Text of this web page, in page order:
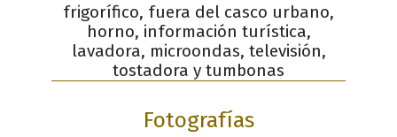
frigorífico, fuera del casco urbano,
horno, información turística,
lavadora, microondas, televisión,
tostadora y tumbonas
Fotografías